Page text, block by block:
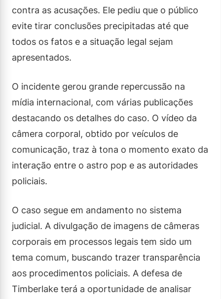
contra as acusações. Ele pediu que o público
evite tirar conclusões precipitadas até que
todos os fatos e a situação legal sejam
apresentados.
O incidente gerou grande repercussão na
mídia internacional, com várias publicações
destacando os detalhes do caso. O vídeo da
câmera corporal, obtido por veículos de
comunicação, traz à tona o momento exato da
interação entre o astro pop e as autoridades
policiais.
O caso segue em andamento no sistema
judicial. A divulgação de imagens de câmeras
corporais em processos legais tem sido um
tema comum, buscando trazer transparência
aos procedimentos policiais. A defesa de
Timberlake terá a oportunidade de analisar